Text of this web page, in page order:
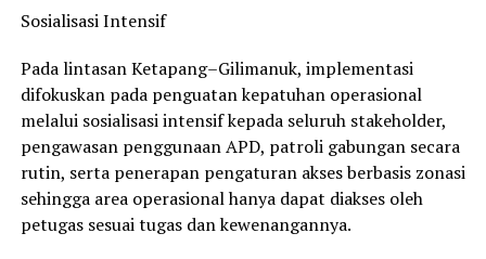
Sosialisasi Intensif
Pada lintasan Ketapang–Gilimanuk, implementasi
difokuskan pada penguatan kepatuhan operasional
melalui sosialisasi intensif kepada seluruh stakeholder,
pengawasan penggunaan APD, patroli gabungan secara
rutin, serta penerapan pengaturan akses berbasis zonasi
sehingga area operasional hanya dapat diakses oleh
petugas sesuai tugas dan kewenangannya.